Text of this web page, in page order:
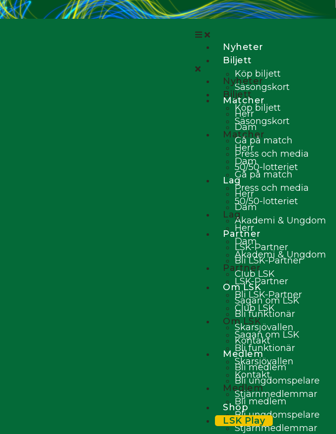
Nyheter
Biljett
Köp biljett
Säsongskort
Matcher
Herr
Dam
Gå på match
Press och media
50/50-lotteriet
Lag
Herr
Dam
Akademi & Ungdom
Partner
LSK-Partner
Bli LSK-Partner
Club LSK
Om LSK
Sagan om LSK
Bli funktionär
Skarsjövallen
Kontakt
Medlem
Bli medlem
Bli ungdomspelare
Stjärnmedlemmar
Shop
LSK Play
Nyheter
Biljett
Köp biljett
Säsongskort
Matcher
Herr
Dam
Gå på match
Press och media
50/50-lotteriet
Lag
Herr
Dam
Akademi & Ungdom
Partner
LSK-Partner
Bli LSK-Partner
Club LSK
Om LSK
Sagan om LSK
Bli funktionär
Skarsjövallen
Kontakt
Medlem
Bli medlem
Bli ungdomspelare
Stjärnmedlemmar